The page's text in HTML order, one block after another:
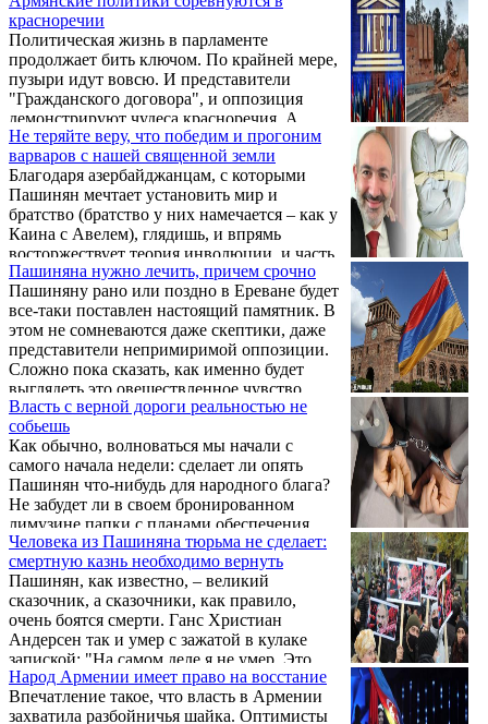
потере бдительности.
такой привычке, тем острее становиться
механическая память, а чем больше она
обостряется, тем упорнее делается и сама
привычка к болтанию на сцене".
красноречии
Политическая жизнь в парламенте
продолжает бить ключом. По крайней мере,
пузыри идут вовсю. И представители
"Гражданского договора", и оппозиция
демонстрируют чудеса красноречия. А
красноречие издавна считалось признаком
мудрости. Прекрасными ораторами были
пророки Иудеи и мыслители Китая.
Семилетний Конфуция детским забавам
предпочитал беседы с седовласыми
старцами, а повзрослев, говорил своим
ученикам: "Кто много стреляет, еще не
стрелок, кто много говорит, еще не оратор".
Не теряйте веру, что победим и прогоним
варваров с нашей священной земли
Благодаря азербайджанцам, с которыми
Пашинян мечтает установить мир и
братство (братство у них намечается – как у
Каина с Авелем), глядишь, и впрямь
восторжествует теория инволюции, и часть
людей прямо на наших глазах начнет
превращаться в тех, от кого, по Дарвину,
миллионы лет назад произошла. А вообще-
то великий Дарвин нашим соседям даже
польстил. Им кажется, что, избавившись от
хвоста и шерсти, научившись ходить и
говорить, они автоматически превратились
из обезьян в людей. Ан нет! Посмотришь ...
Пашиняна нужно лечить, причем срочно
Пашиняну рано или поздно в Ереване будет
все-таки поставлен настоящий памятник. В
этом не сомневаются даже скептики, даже
представители непримиримой оппозиции.
Сложно пока сказать, как именно будет
выглядеть это овеществленное чувство
всенародной благодарности, но догадки
допустимы прямо сейчас. Например,
отличным памятником, на мой взгляд, могла
бы стать известная сюрреалистическая
картина "Мадонн", изображающая
Богородицу с бородкой.
Власть с верной дороги реальностью не
собьешь
Как обычно, волноваться мы начали с
самого начала недели: сделает ли опять
Пашинян что-нибудь для народного блага?
Не забудет ли в своем бронированном
лимузине папки с планами обеспечения
безопасности страны и граждан, защиты
Арцаха, отстаивания наших интересов в
ходе переговоров?
Человека из Пашиняна тюрьма не сделает:
смертную казнь необходимо вернуть
Пашинян, как известно, – великий
сказочник, а сказочники, как правило,
очень боятся смерти. Ганс Христиан
Андерсен так и умер с зажатой в кулаке
запиской: "На самом деле я не умер. Это
вам только так кажется". Сын сапожника и
прачки, ставший одним из самых известных
в истории человечества сказочников,
Народ Армении имеет право на восстание
Впечатление такое, что власть в Армении
захватила разбойничья шайка. Оптимисты